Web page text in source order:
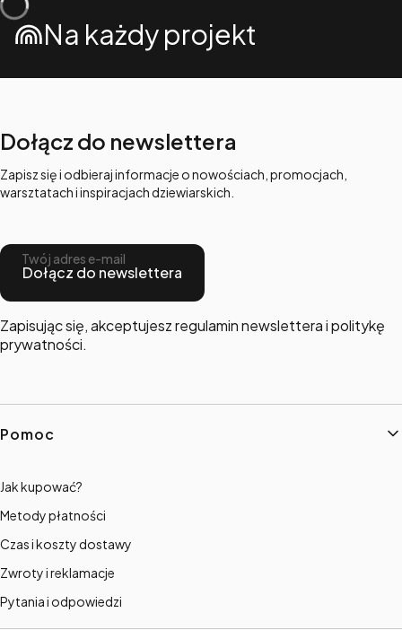
Na każdy projekt
Dołącz do newslettera
Zapisz się i odbieraj informacje o nowościach, promocjach,
warsztatach i inspiracjach dziewiarskich.
Twój adres e-mail
Dołącz do newslettera
Zapisując się, akceptujesz regulamin newslettera i politykę
prywatności.
Linki w stopce
Pomoc
Jak kupować?
Metody płatności
Czas i koszty dostawy
Zwroty i reklamacje
Pytania i odpowiedzi